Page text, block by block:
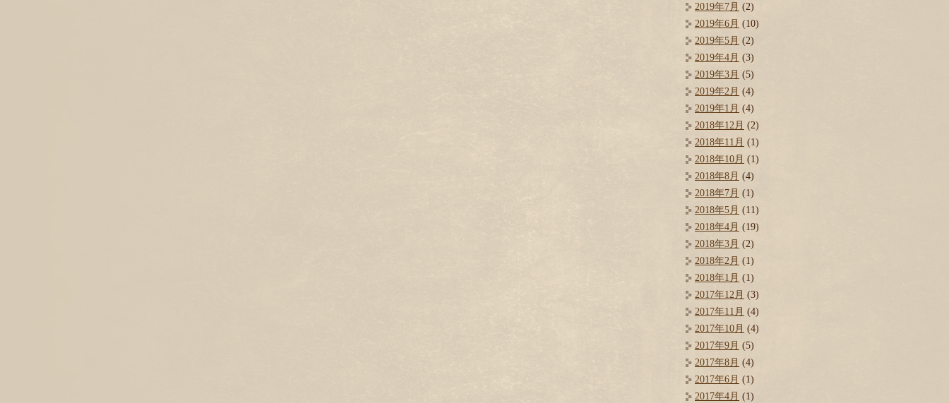
2019年7月 (2)
2019年6月 (10)
2019年5月 (2)
2019年4月 (3)
2019年3月 (5)
2019年2月 (4)
2019年1月 (4)
2018年12月 (2)
2018年11月 (1)
2018年10月 (1)
2018年8月 (4)
2018年7月 (1)
2018年5月 (11)
2018年4月 (19)
2018年3月 (2)
2018年2月 (1)
2018年1月 (1)
2017年12月 (3)
2017年11月 (4)
2017年10月 (4)
2017年9月 (5)
2017年8月 (4)
2017年6月 (1)
2017年4月 (1)